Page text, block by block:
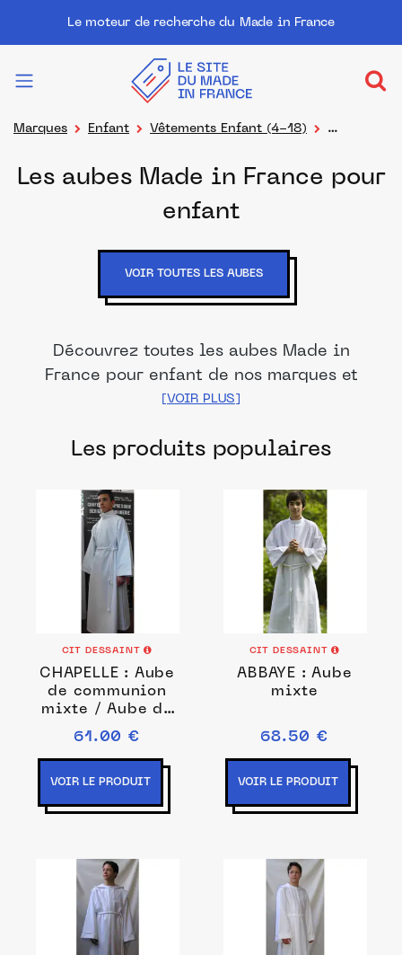
Le moteur de recherche du Made in France
Marques Enfant Vêtements Enfant (4-18)
Les aubes Made in France pour
enfant
VOIR TOUTES LES AUBES
Découvrez toutes les aubes Made in
France pour enfant de nos marques et
distributeurs partenaires. Des produits
manufactures français pour chacune de
Les produits populaires
CIT DESSAINT
CHAPELLE : Aube
de communion
mixte / Aube de
choeur
61.00 €
VOIR LE PRODUIT
CIT DESSAINT
ABBAYE : Aube
mixte
68.50 €
VOIR LE PRODUIT